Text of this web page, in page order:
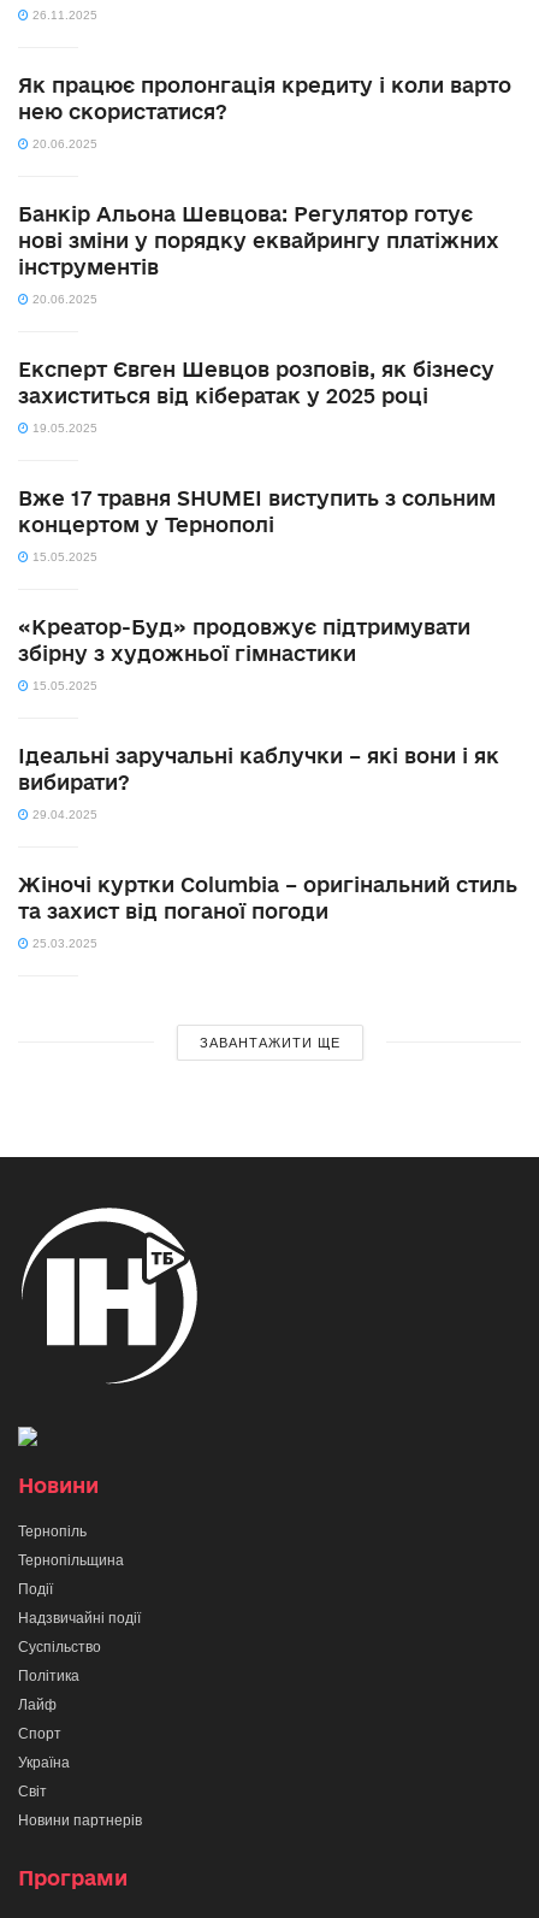
26.11.2025
Як працює пролонгація кредиту і коли варто
нею скористатися?
20.06.2025
Банкір Альона Шевцова: Регулятор готує
нові зміни у порядку еквайрингу платіжних
інструментів
20.06.2025
Експерт Євген Шевцов розповів, як бізнесу
захиститься від кібератак у 2025 році
19.05.2025
Вже 17 травня SHUMEI виступить з сольним
концертом у Тернополі
15.05.2025
«Креатор-Буд» продовжує підтримувати
збірну з художньої гімнастики
15.05.2025
Ідеальні заручальні каблучки – які вони і як
вибирати?
29.04.2025
Жіночі куртки Columbia – оригінальний стиль
та захист від поганої погоди
25.03.2025
ЗАВАНТАЖИТИ ЩЕ
Новини
Тернопіль
Тернопільщина
Події
Надзвичайні події
Суспільство
Політика
Лайф
Спорт
Україна
Світ
Новини партнерів
Програми